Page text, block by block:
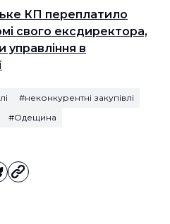
КП переплатило
свого ексдиректора,
управління в
#неконкурентні закупівлі
#Одещина